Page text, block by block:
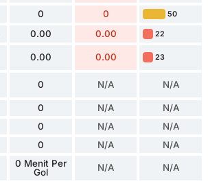
0 0 50
0.00 0.00 22
0.00 0.00 23
0 N/A N/A
0 N/A N/A
0 N/A N/A
0 N/A N/A
0 Menit Per
Gol
N/A N/A